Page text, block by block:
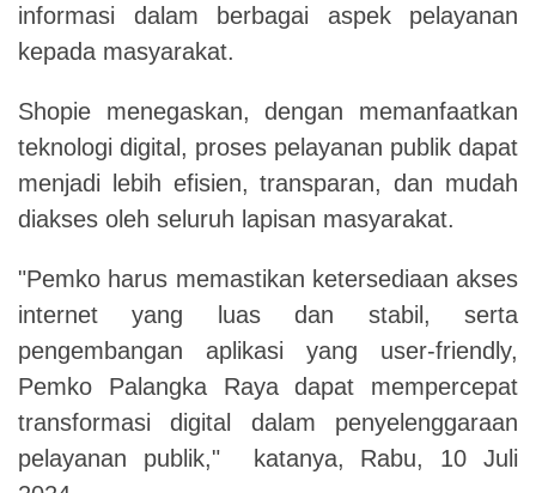
informasi dalam berbagai aspek pelayanan
kepada masyarakat.
Shopie menegaskan, dengan memanfaatkan
teknologi digital, proses pelayanan publik dapat
menjadi lebih efisien, transparan, dan mudah
diakses oleh seluruh lapisan masyarakat.
"Pemko harus memastikan ketersediaan akses
internet yang luas dan stabil, serta
pengembangan aplikasi yang user-friendly,
Pemko Palangka Raya dapat mempercepat
transformasi digital dalam penyelenggaraan
pelayanan publik," katanya, Rabu, 10 Juli